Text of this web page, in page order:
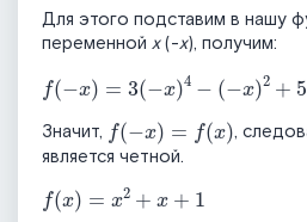
Для этого подставим в нашу
переменной х(-х), получим:
f- 3( 4- 2+ 3 -x +5
Значит,
f- x
,
является четной.
fx= x +1